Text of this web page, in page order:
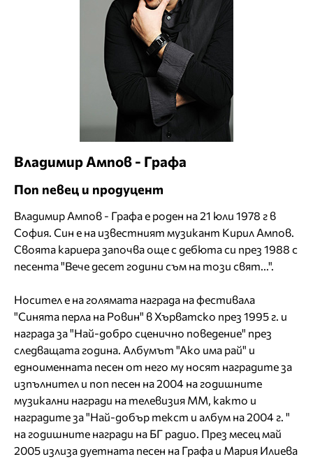
Владимир Ампов - Графа
Поп певец и продуцент
Владимир Ампов - Графа е роден на 21 юли 1978 г в
София. Син е на известният музикант Кирил Ампов.
Своята кариера започва още с дебюта си през 1988 с
песента "Вече десет години съм на този свят...".
Носител е на голямата награда на фестивала
"Синята перла на Ровин" в Хърватско през 1995 г. и
награда за "Най-добро сценично поведение" през
следващата година. Албумът "Ако има рай" и
едноименната песен от него му носят наградите за
изпълнител и поп песен на 2004 на годишните
музикални награди на телевизия ММ, както и
наградите за "Най-добър текст и албум на 2004 г. "
на годишните награди на БГ радио. През месец май
2005 излиза дуетната песен на Графа и Мария Илиева